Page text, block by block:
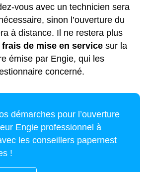
vous avec un technicien sera
sinon l’ouverture du
à distance. Il ne restera plus
de mise en service sur la
émise par Engie, qui les
concerné.